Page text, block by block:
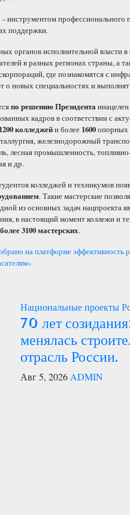
–инструментом
поддержки.
органов исполнительной власти
в разных регионах страны, а
где познакомятся с
новых специальностях и
по решениюПрезидента
кадров в соответствии с
1200 колледжейи более 1600опорных
железнодорожный
лесная промышленность,
и др.
колледжей и техникумов
. Такие мастерские
из основных задач нацпроекта
в настоящий момент коллежи и
более3100 мастерских.
на платформе
Национальные проекты
70 лет
менялась
отрасль России.
Авг 5, 2026 ADMIN